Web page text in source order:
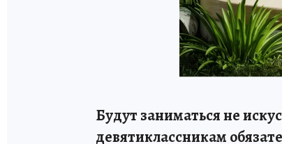
Будут заниматься не
девятиклассникам